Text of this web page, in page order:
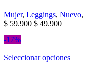
Mujer, Leggings, Nuevo,
$59.900 $ 49.900
-17%
Seleccionar opciones